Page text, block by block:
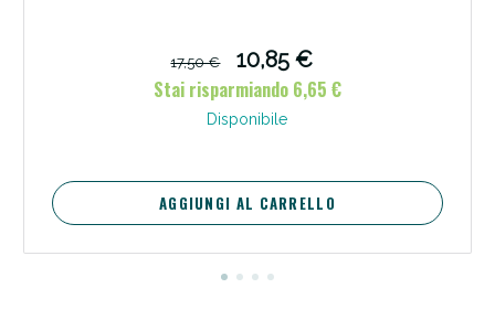
17,50 €
10,85 €
Stai risparmiando 6,65 €
Disponibile
AGGIUNGI AL CARRELLO